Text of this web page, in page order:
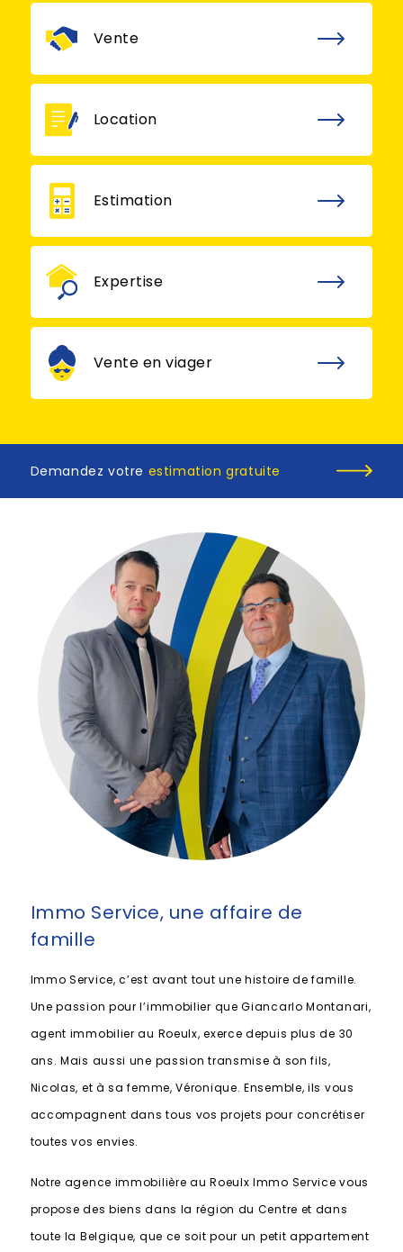
Vente
Location
Estimation
Expertise
Vente en viager
Demandez votre estimation gratuite
Immo Service, une affaire de
famille
Immo Service, c’est avant tout une histoire de famille.
Une passion pour l’immobilier que Giancarlo Montanari,
agent immobilier au Roeulx, exerce depuis plus de 30
ans. Mais aussi une passion transmise à son fils,
Nicolas, et à sa femme, Véronique. Ensemble, ils vous
accompagnent dans tous vos projets pour concrétiser
toutes vos envies.
Notre agence immobilière au Roeulx Immo Service vous
propose des biens dans la région du Centre et dans
toute la Belgique, que ce soit pour un petit appartement